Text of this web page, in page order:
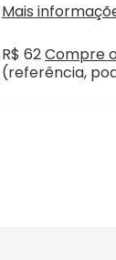
Mais
R$ 62Compre
(referência,